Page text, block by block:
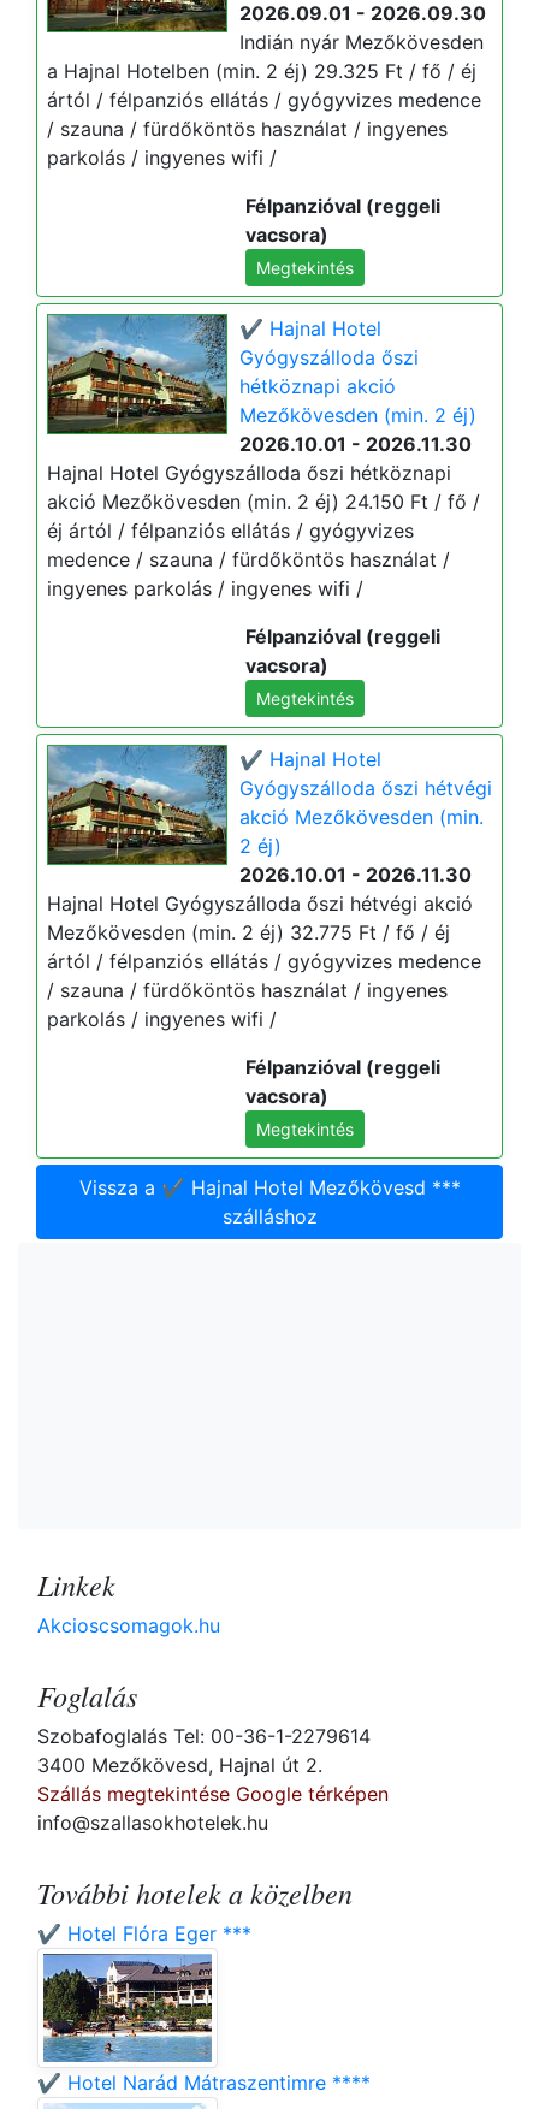
2026.09.01 - 2026.09.30
Indián nyár Mezőkövesden
a Hajnal Hotelben (min. 2 éj) 29.325 Ft / fő / éj
ártól / félpanziós ellátás / gyógyvizes medence
/ szauna / fürdőköntös használat / ingyenes
parkolás / ingyenes wifi /
Félpanzióval (reggeli
vacsora)
Megtekintés
✔️ Hajnal Hotel
Gyógyszálloda őszi
hétköznapi akció
Mezőkövesden (min. 2 éj)
2026.10.01 - 2026.11.30
Hajnal Hotel Gyógyszálloda őszi hétköznapi
akció Mezőkövesden (min. 2 éj) 24.150 Ft / fő /
éj ártól / félpanziós ellátás / gyógyvizes
medence / szauna / fürdőköntös használat /
ingyenes parkolás / ingyenes wifi /
Félpanzióval (reggeli
vacsora)
Megtekintés
✔️ Hajnal Hotel
Gyógyszálloda őszi hétvégi
akció Mezőkövesden (min.
2 éj)
2026.10.01 - 2026.11.30
Hajnal Hotel Gyógyszálloda őszi hétvégi akció
Mezőkövesden (min. 2 éj) 32.775 Ft / fő / éj
ártól / félpanziós ellátás / gyógyvizes medence
/ szauna / fürdőköntös használat / ingyenes
parkolás / ingyenes wifi /
Félpanzióval (reggeli
vacsora)
Megtekintés
Vissza a ✔️ Hajnal Hotel Mezőkövesd ***
szálláshoz
Linkek
Akcioscsomagok.hu
Foglalás
Szobafoglalás Tel: 00-36-1-2279614
3400 Mezőkövesd, Hajnal út 2.
Szállás megtekintése Google térképen
info@szallasokhotelek.hu
További hotelek a közelben
✔️ Hotel Flóra Eger ***
✔️ Hotel Narád Mátraszentimre ****